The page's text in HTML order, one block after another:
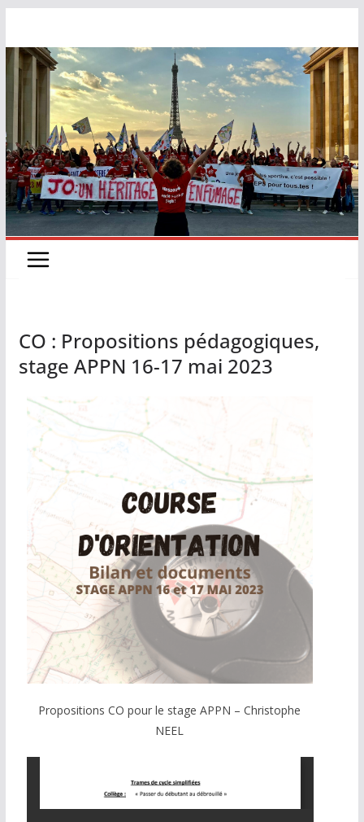
CO : Propositions pédagogiques,
stage APPN 16-17 mai 2023
Propositions CO pour le stage APPN – Christophe
NEEL